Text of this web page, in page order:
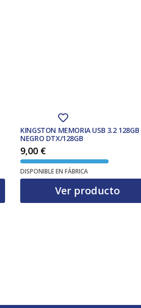
KINGSTON MEMORIA USB 3.2 128GB
NEGRO DTX/128GB
9,00 €
DISPONIBLE EN FÁBRICA
Ver producto